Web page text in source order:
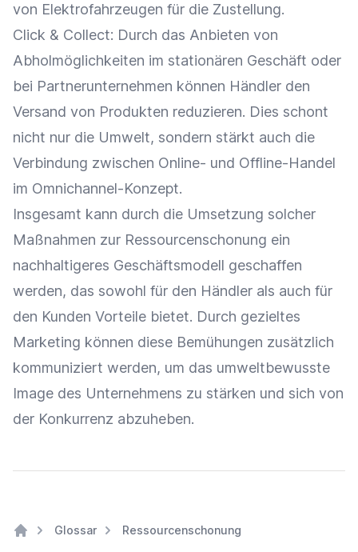
von Elektrofahrzeugen für die Zustellung.
Click & Collect: Durch das Anbieten von
Abholmöglichkeiten im stationären Geschäft oder
bei Partnerunternehmen können Händler den
Versand von Produkten reduzieren. Dies schont
nicht nur die Umwelt, sondern stärkt auch die
Verbindung zwischen Online- und Offline-Handel
im Omnichannel-Konzept.
Insgesamt kann durch die Umsetzung solcher
Maßnahmen zur Ressourcenschonung ein
nachhaltigeres Geschäftsmodell geschaffen
werden, das sowohl für den Händler als auch für
den Kunden Vorteile bietet. Durch gezieltes
Marketing können diese Bemühungen zusätzlich
kommuniziert werden, um das umweltbewusste
Image des Unternehmens zu stärken und sich von
der Konkurrenz abzuheben.
Glossar Ressourcenschonung